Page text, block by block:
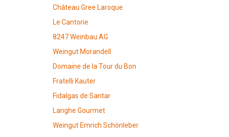
Château Gree Laroque
Le Cantorie
8247 Weinbau AG
Weingut Morandell
Domaine de la Tour du Bon
Fratelli Kauter
Fidalgas de Santar
Langhe Gourmet
Weingut Emrich Schönleber